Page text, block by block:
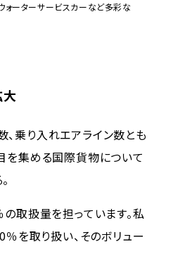
ォーターサービスカーなど多彩な
乗り入れエアライン数とも
を集める国際貨物について
取扱量を担っています。私
を取り扱い、そのボリュー